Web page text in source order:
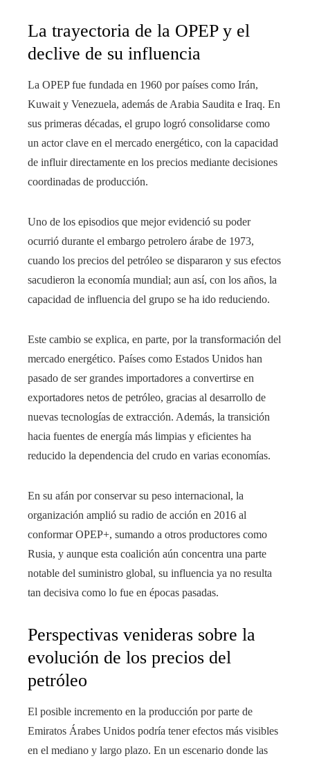
La trayectoria de la OPEP y el
declive de su influencia
La OPEP fue fundada en 1960 por países como Irán,
Kuwait y Venezuela, además de Arabia Saudita e Iraq. En
sus primeras décadas, el grupo logró consolidarse como
un actor clave en el mercado energético, con la capacidad
de influir directamente en los precios mediante decisiones
coordinadas de producción.
Uno de los episodios que mejor evidenció su poder
ocurrió durante el embargo petrolero árabe de 1973,
cuando los precios del petróleo se dispararon y sus efectos
sacudieron la economía mundial; aun así, con los años, la
capacidad de influencia del grupo se ha ido reduciendo.
Este cambio se explica, en parte, por la transformación del
mercado energético. Países como Estados Unidos han
pasado de ser grandes importadores a convertirse en
exportadores netos de petróleo, gracias al desarrollo de
nuevas tecnologías de extracción. Además, la transición
hacia fuentes de energía más limpias y eficientes ha
reducido la dependencia del crudo en varias economías.
En su afán por conservar su peso internacional, la
organización amplió su radio de acción en 2016 al
conformar OPEP+, sumando a otros productores como
Rusia, y aunque esta coalición aún concentra una parte
notable del suministro global, su influencia ya no resulta
tan decisiva como lo fue en épocas pasadas.
Perspectivas venideras sobre la
evolución de los precios del
petróleo
El posible incremento en la producción por parte de
Emiratos Árabes Unidos podría tener efectos más visibles
en el mediano y largo plazo. En un escenario donde las